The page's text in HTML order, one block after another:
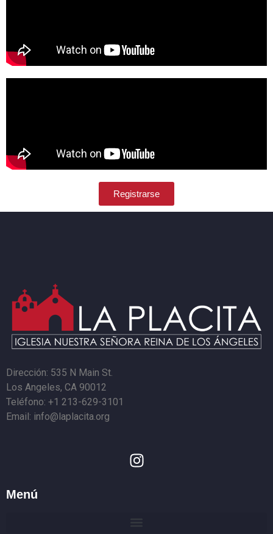
Registrarse
Dirección: 535 N Main St.
Los Angeles, CA 90012
Teléfono: +1 213-629-3101
Email: info@laplacita.org
Menú